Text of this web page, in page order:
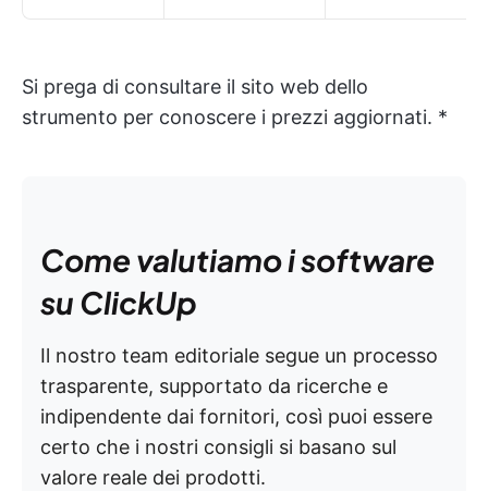
Si prega di consultare il sito web dello
strumento per conoscere i prezzi aggiornati. *
Come valutiamo i software
su ClickUp
Il nostro team editoriale segue un processo
trasparente, supportato da ricerche e
indipendente dai fornitori, così puoi essere
certo che i nostri consigli si basano sul
valore reale dei prodotti.